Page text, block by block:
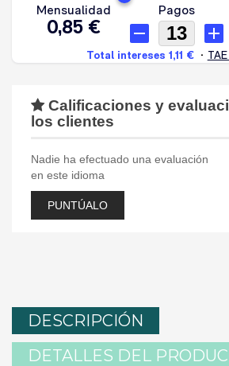
Calificaciones y
los clientes
Nadie ha efectuado una evaluación
en este idioma
PUNTÚALO
DESCRIPCIÓN
DETALLES DEL